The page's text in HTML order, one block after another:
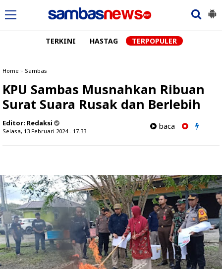
TERKINI HASTAG TERPOPULER
Home » Sambas
KPU Sambas Musnahkan Ribuan
Surat Suara Rusak dan Berlebih
Editor: Redaksi
Selasa, 13 Februari 2024 - 17.33
baca